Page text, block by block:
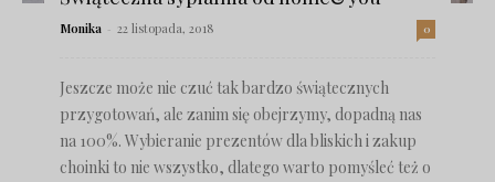
Monika - 22 listopada, 2018 0
Jeszcze może nie czuć tak bardzo świątecznych
przygotowań, ale zanim się obejrzymy, dopadną nas
na 100%. Wybieranie prezentów dla bliskich i zakup
choinki to nie wszystko, dlatego warto pomyśleć też o